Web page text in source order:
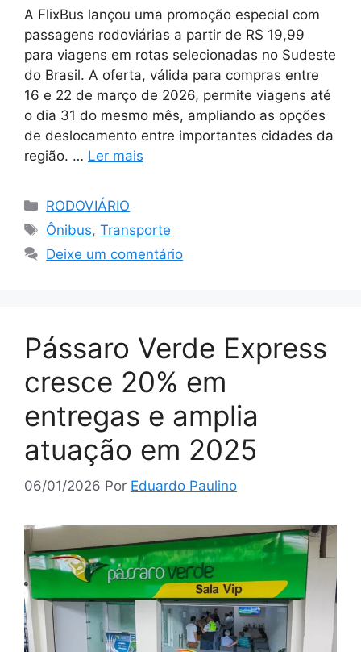
A FlixBus lançou uma promoção especial com
passagens rodoviárias a partir de R$ 19,99
para viagens em rotas selecionadas no Sudeste
do Brasil. A oferta, válida para compras entre
16 e 22 de março de 2026, permite viagens até
o dia 31 do mesmo mês, ampliando as opções
de deslocamento entre importantes cidades da
região. … Ler mais
Categorias
RODOVIÁRIO
Tags
Ônibus,Transporte
Deixe um comentário
Pássaro Verde Express
cresce 20% em
entregas e amplia
atuação em 2025
06/01/2026 Por Eduardo Paulino